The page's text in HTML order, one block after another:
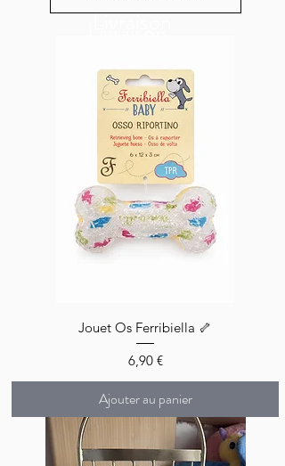
Livraison
Livraison
rapide
Jouet Os Ferribiella 🦴
Prix
6,90 €
Ajouter au panier